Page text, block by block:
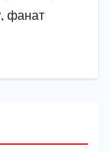
фанат